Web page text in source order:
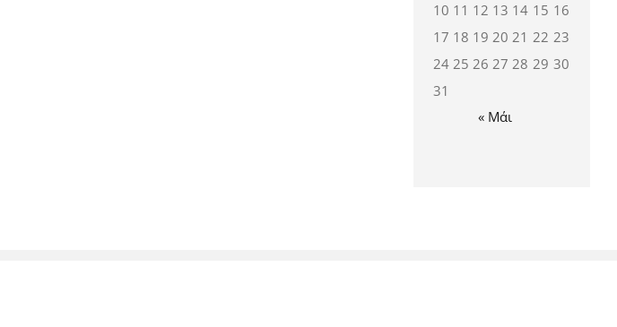
10 11 12 13 14 15 16
17 18 19 20 21 22 23
24 25 26 27 28 29 30
31
« Μάι